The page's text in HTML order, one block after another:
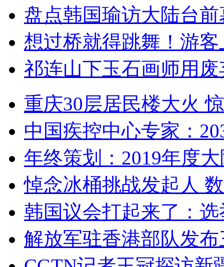
盘点韩国瑜访大陆台
想过桥就得跳舞！游客
祁连山下玉石画师用
重庆30层居民楼大火
中国疾控中心专家：
年终策划：2019年度
悼念冰桶挑战发起人
韩国议会打起来了：
解放军驻香港部队发